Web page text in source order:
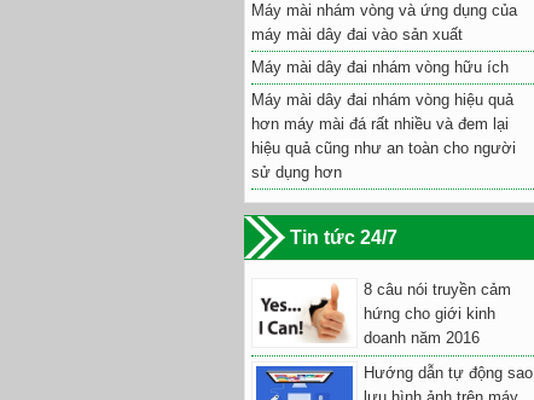
Máy mài nhám vòng và ứng dụng của
máy mài dây đai vào sản xuất
Máy mài dây đai nhám vòng hữu ích
Máy mài dây đai nhám vòng hiệu quả
hơn máy mài đá rất nhiều và đem lại
hiệu quả cũng như an toàn cho người
sử dụng hơn
Tin tức 24/7
8 câu nói truyền cảm
hứng cho giới kinh
doanh năm 2016
Hướng dẫn tự động sao